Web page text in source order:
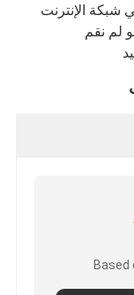
شبكة الإنترنت
لم نقم
Based